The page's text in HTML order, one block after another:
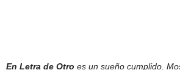
En Letra de Otro es un sueño cumplido.